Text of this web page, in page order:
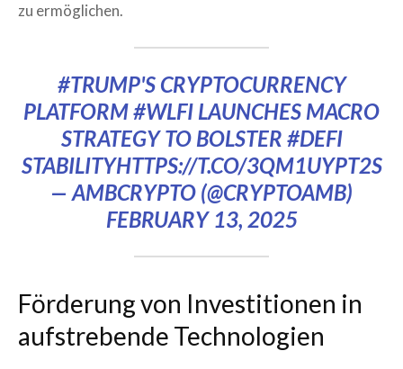
zu ermöglichen.
#TRUMP'S CRYPTOCURRENCY
PLATFORM#WLFI LAUNCHES MACRO
STRATEGY TO BOLSTER #DEFI
STABILITYHTTPS://T.CO/3QM1UYPT2S
— AMBCRYPTO (@CRYPTOAMB)
FEBRUARY 13, 2025
Förderung von Investitionen in
aufstrebende Technologien